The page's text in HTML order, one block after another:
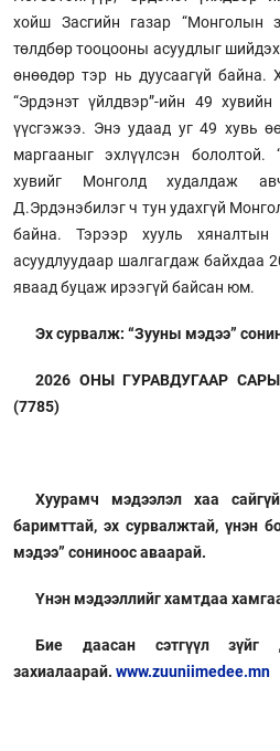
хойш Засгийн газар “Монголын
төлдбөр тооцооны асуудлыг
өнөөдөр тэр нь дуусаагүй байна.
“Эрдэнэт үйлдвэр”-ийн 49
үүсгэжээ. Энэ удаад уг 49 хувь
маргааныг эхлүүлсэн бололтой.
хувийг Монголд худалдаж
Д.Эрдэнэбилэг ч тун удахгүй
байна. Тэрээр хууль хяналтын
асуудлуудаар шалгагдаж байхдаа
яваад буцаж ирээгүй байсан юм.
Эх сурвалж: “Зууны мэдээ”
2026 ОНЫ ГУРАВДУГААР
(7785)
Хуурамч мэдээлэл хаа
баримттай, эх сурвалжтай, үнэн
мэдээ” сониноос аваарай.
Үнэн мэдээллийг хамтдаа
Бие даасан сэтгүүл
захиалаарай. www.zuuniimedee.mn